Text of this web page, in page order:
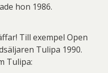
hon 1986.
Till exempel Open
Tulipa 1990.
Tulipa: